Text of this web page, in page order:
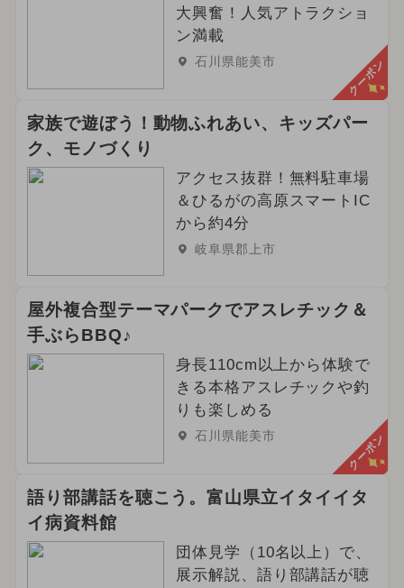
大興奮！人気アトラクショ
ン満載
石川県能美市 クーポン
家族で遊ぼう！動物ふれあい、キッズパー
ク、モノづくり
アクセス抜群！無料駐車場
＆ひるがの高原スマートIC
から約4分
岐阜県郡上市
屋外複合型テーマパークでアスレチック＆
手ぶらBBQ♪
身長110cm以上から体験で
きる本格アスレチックや釣
りも楽しめる
石川県能美市 クーポン
語り部講話を聴こう。富山県立イタイイタ
イ病資料館
団体見学（10名以上）で、
展示解説、語り部講話が聴